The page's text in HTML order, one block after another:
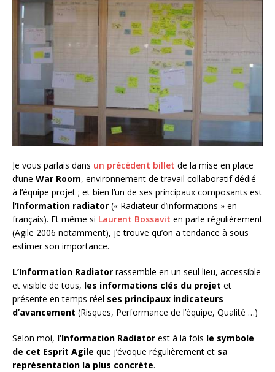
Je vous parlais dans un précédent billet de la mise en place
d’une War Room, environnement de travail collaboratif dédié
à l’équipe projet ; et bien l’un de ses principaux composants est
l’Information radiator (« Radiateur d’informations » en
français). Et même si Laurent Bossavit en parle régulièrement
(Agile 2006 notamment), je trouve qu’on a tendance à sous
estimer son importance.
L’Information Radiator rassemble en un seul lieu, accessible
et visible de tous, les informations clés du projet et
présente en temps réel ses principaux indicateurs
d’avancement (Risques, Performance de l’équipe, Qualité …)
Selon moi, l’Information Radiator est à la fois le symbole
de cet Esprit Agile que j’évoque régulièrement et sa
représentation la plus concrète.